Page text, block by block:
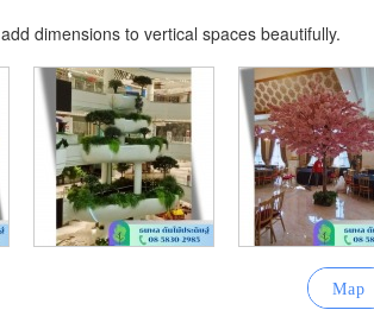
dimensions to vertical spaces beautifully.